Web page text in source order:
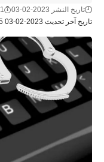
تاريخ آخر تحديث 2023-02-03 10:35 مساءً
تاريخ النشر 2023-02-03 1 د للقراءة